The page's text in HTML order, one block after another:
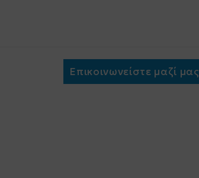
Επικοινωνείστε μαζί μας